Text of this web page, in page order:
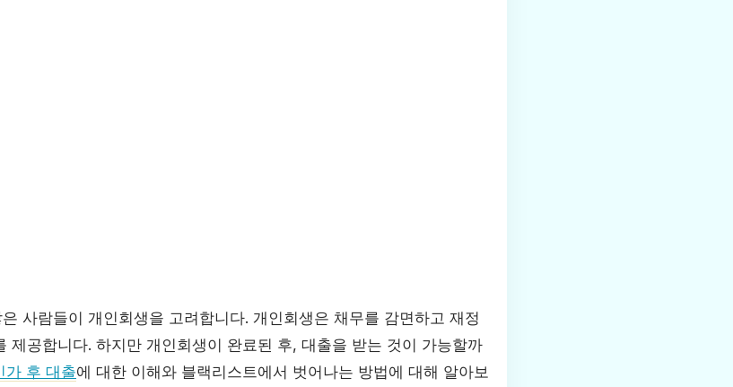
사람들이 개인회생을 고려합니다. 개인회생은 채무를 감면하고 재정
제공합니다. 하지만 개인회생이 완료된 후, 대출을 받는 것이 가능할까
가 후 대출에 대한 이해와 블랙리스트에서 벗어나는 방법에 대해 알아보